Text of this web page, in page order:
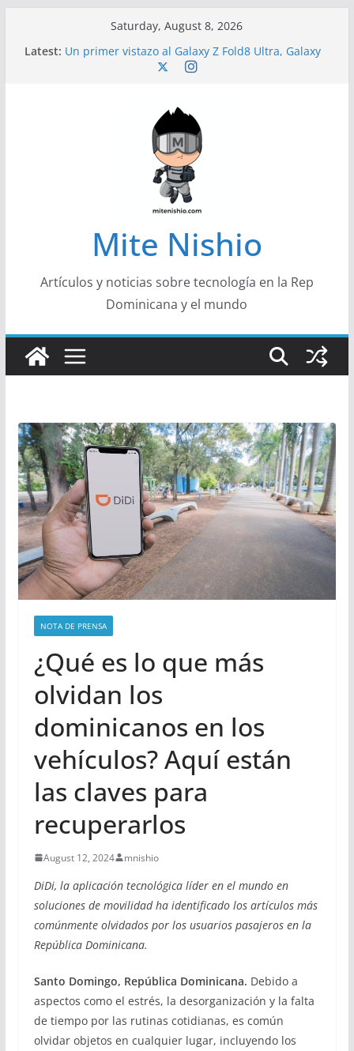
Saturday, August 8, 2026
Latest: Un primer vistazo al Galaxy Z Fold8 Ultra, Galaxy
Z Fold8 y Galaxy Z Flip8
Conferencistas analizarán los desafíos que
redefinen el futuro de las finanzas y la economía
Segunda edición de Marketing Unplugged
impulsa el marketing con propósito
Alerta sobre nueva campaña de ciberataques
que afecta a organizaciones de América Latina
Mite Nishio
Artículos y noticias sobre tecnología en la Rep
Dominicana y el mundo
NOTA DE PRENSA
¿Qué es lo que más
olvidan los
dominicanos en los
vehículos? Aquí están
las claves para
recuperarlos
August 12, 2024 mnishio
DiDi, la aplicación tecnológica líder en el mundo en
soluciones de movilidad ha identificado los artículos más
comúnmente olvidados por los usuarios pasajeros en la
República Dominicana.
Santo Domingo, República Dominicana. Debido a
aspectos como el estrés, la desorganización y la falta
de tiempo por las rutinas cotidianas, es común
olvidar objetos en cualquier lugar, incluyendo los